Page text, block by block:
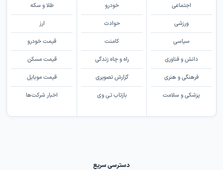
اجتماعی
ورزشی
سیاسی
دانش و فناوری
فرهنگی و هنری
پزشکی و سلامت
خودرو
حوادث
کامنت
راه و چاه زندگی
گزارش تصویری
بازتاب تی وی
طلا و سکه
ارز
قیمت خودرو
قیمت مسکن
قیمت موبایل
اخبار شرکت‌ها
دسترسی سریع